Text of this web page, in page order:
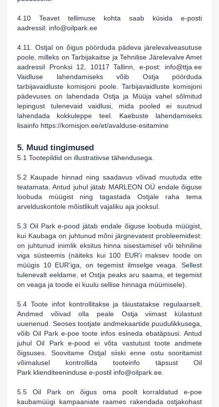
4.10 Teavet tellimuse kohta saab küsida e-posti
aadressil: info@oilpark .ee
4.11. Ostjal on õigus pöörduda pädeva järelevalveasutuse
poole, milleks on Tarbijakaitse ja Tehnilise Järelevalve Amet
aadressil Pronksi 12, 10117 Tallinn, e-post: info@ttja.ee
Vaidluse lahendamiseks võib Ostja pöörduda
tarbijavaidluste komisjoni poole. Tarbijavaidluste komisjoni
pädevuses on lahendada Ostja ja Müüja vahel sõlmitud
lepingust tulenevaid vaidlusi, mida pooled ei suutnud
lahendada kokkuleppe teel. Kaebuste lahendamiseks
lisainfo https://komisjon.ee/et/avalduse-esitamine
5. Muud tingimused
5.1 Tootepildid on illustratiivse tähendusega.
5.2 Kaupade hinnad ning saadavus võivad muutuda ette
teatamata. Antud juhul jätab MARLEON OÜ endale õiguse
loobuda müügist ning tagastada Ostjale raha tema
arvelduskontole mõistlikult vajaliku aja jooksul.
5.3 Oil Parke-pood jätab endale õiguse loobuda müügist,
kui Kaubaga on juhtunud mõni järgnevatest probleemidest:
on juhtunud inimlik eksitus hinna sisestamisel või tehniline
viga süsteemis (näiteks kui 100 EUR'i maksev toodeon
müügis 10 EUR'iga, on tegemist ilmselge veaga. Sellest
tulenevalt eeldame, et Ostja peaks aru saama, et tegemist
on veaga ja toode ei kuulu sellise hinnaga müümisele).
5.4 Toote infot kontrollitakse ja täiustatakse regulaarselt.
Andmed võivad olla peale Ostja viimast külastust
uuenenud. Seoses tootjate andmekaartide puudulikkusega,
võib Oil Park e-poe toote infos esineda ebatäpsusi. Antud
juhulOil Parke-pood ei võta vastutust toote andmete
õigsuses. Soovitame Ostjal siiski enne ostu sooritamist
võimalusel kontrollida tooteinfo täpsust Oil
Park klienditeeninduse e-postil info@oilpark .ee
5.5 Oil Parkon õigus oma poolt korraldatud e-poe
kaubamüügi kampaaniate raames rakendada ostjakohast